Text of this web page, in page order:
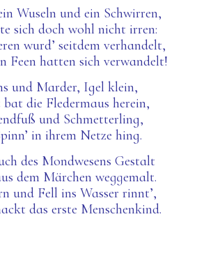
Wuseln und ein Schwirren,
sich doch wohl nicht irren:
wurd’ seitdem verhandelt,
Feen hatten sich verwandelt!
und Marder, Igel klein,
bat die Fledermaus herein,
und Schmetterling,
in ihrem Netze hing.
des Mondwesens Gestalt
dem Märchen weggemalt.
und Fell ins Wasser rinnt’,
das erste Menschenkind.